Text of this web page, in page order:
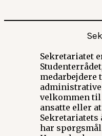
Sekretariatet
medarbejdere
administrative
velkommen til
ansatte eller
Sekretariatets
har